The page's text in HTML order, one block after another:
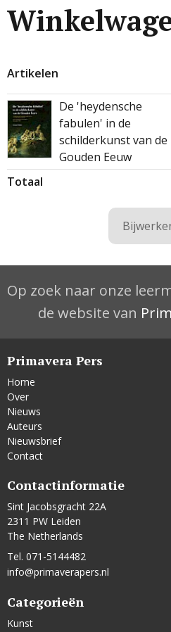
Artikelen
De 'heydensche
fabulen' in de
schilderkunst van de
Gouden Eeuw
Totaal
Op zoek naar onze
de website van
Primavera Pers
Home
Over
Nieuws
Auteurs
Nieuwsbrief
Contact
Contactinformatie
Sint Jacobsgracht 22A
2311 PW Leiden
The Netherlands
Tel. 071-5144482
info@primaverapers.nl
Categorieën
Kunst